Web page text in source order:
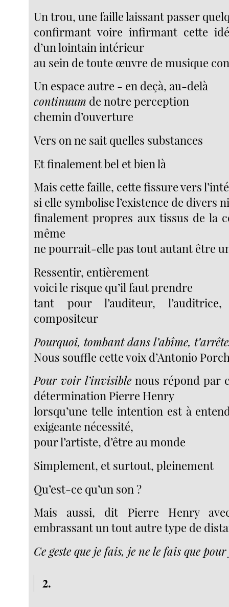
Un trou, une faille laissant passer
confirmant voire infirmant cette
d’un lointain intérieur
au sein de toute œuvre de musique
Un espace autre - en deçà, au-delà
continuum de notre perception
chemin d’ouverture
Vers on ne sait quelles substances
Et finalement bel et bien là
Mais cette faille, cette fissure vers
si elle symbolise l’existence de divers
finalement propres aux tissus de la
même
ne pourrait-elle pas tout autant être
Ressentir, entièrement
voici le risque qu’il faut prendre
tant pour l’auditeur,
compositeur
Pourquoi, tombant dans l’abîme,
Nous souffle cette voix d’Antonio
Pour voir l’invisible nous répond par
détermination Pierre Henry
lorsqu’une telle intention est à
exigeante nécessité,
pour l’artiste, d’être au monde
Simplement, et surtout, pleinement
Qu’est-ce qu’un son ?
Mais aussi, dit Pierre Henry
embrassant un tout autre type de
Ce geste que je fais, je ne le fais que
2.